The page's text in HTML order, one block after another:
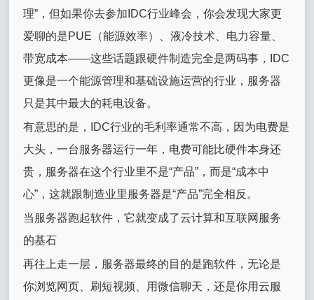
理”，但如果你去参加IDC行业峰会，你会发现大家更
爱聊的是PUE（能源效率）、液冷技术、电力容量、
带宽成本——这些话题跟硬件制造完全是两码事，IDC
更像是一个能源管理和基础设施运营的行业，服务器
只是其中最大的耗电设备。
有意思的是，IDC行业的毛利率通常不高，因为电费是
大头，一台服务器运行一年，电费可能比硬件本身还
贵，服务器在这个行业里不是“产品”，而是“成本中
心”，这就跟制造业里服务器是“产品”完全相反。
当服务器跑起软件，它就变成了云计算和互联网服务
的基石
再往上走一层，服务器最终的目的是跑软件，无论是
你浏览网页、刷短视频、用微信聊天，还是你用云服